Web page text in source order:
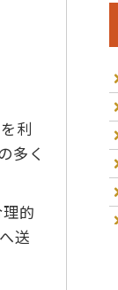
利
多く
的
送